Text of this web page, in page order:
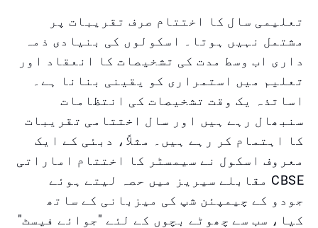
تعلیمی سال کا اختتام صرف تقریبات پر
مشتمل نہیں ہوتا۔ اسکولوں کی بنیادی ذمہ
داری اب وسط مدت کی تشخیصات کا انعقاد اور
تعلیم میں استمراری کو یقینی بنانا ہے۔
اساتذہ یک وقت تشخیصات کی انتظامات
سنبھال رہے ہیں اور سال اختتامی تقریبات
کا اہتمام کر رہے ہیں۔ مثلاً، دبئی کے ایک
معروف اسکول نے سیمسٹر کا اختتام اماراتی
CBSE مقابلے سیریز میں حصہ لیتے ہوئے
جودو کے چیمپئن شپ کی میزبانی کے ساتھ
کیا، سب سے چھوٹے بچوں کے لئے "جوائے فیسٹ"